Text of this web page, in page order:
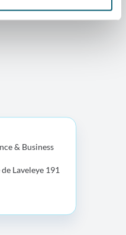
& Business
Laveleye 191